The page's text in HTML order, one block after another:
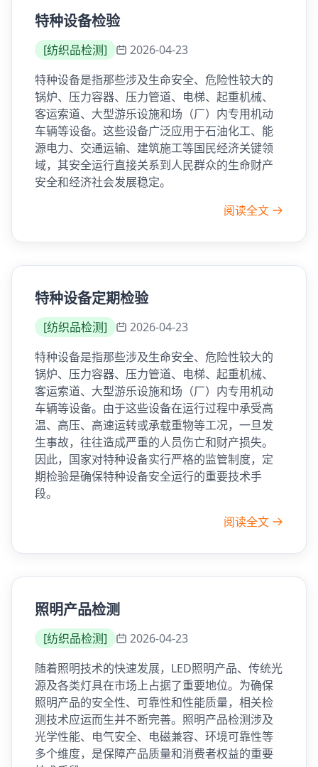
特种设备检验
[纺织品检测]
2026-04-23
特种设备是指那些涉及生命安全、危险性较大的
锅炉、压力容器、压力管道、电梯、起重机械、
客运索道、大型游乐设施和场（厂）内专用机动
车辆等设备。这些设备广泛应用于石油化工、能
源电力、交通运输、建筑施工等国民经济关键领
域，其安全运行直接关系到人民群众的生命财产
安全和经济社会发展稳定。
阅读全文
特种设备定期检验
[纺织品检测]
2026-04-23
特种设备是指那些涉及生命安全、危险性较大的
锅炉、压力容器、压力管道、电梯、起重机械、
客运索道、大型游乐设施和场（厂）内专用机动
车辆等设备。由于这些设备在运行过程中承受高
温、高压、高速运转或承载重物等工况，一旦发
生事故，往往造成严重的人员伤亡和财产损失。
因此，国家对特种设备实行严格的监管制度，定
期检验是确保特种设备安全运行的重要技术手
段。
阅读全文
照明产品检测
[纺织品检测]
2026-04-23
随着照明技术的快速发展，LED照明产品、传统光
源及各类灯具在市场上占据了重要地位。为确保
照明产品的安全性、可靠性和性能质量，相关检
测技术应运而生并不断完善。照明产品检测涉及
光学性能、电气安全、电磁兼容、环境可靠性等
多个维度，是保障产品质量和消费者权益的重要